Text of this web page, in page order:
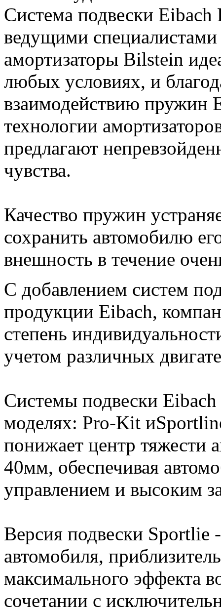
Система подвески Eibach
ведущими
амортизаторы Bilstein
любых условиях, и
взаимодействию пружин
технологии
предлагают
чувства.
Качество пружин
сохранить автомобилю
внешность в течение
С добавлением систем
продукции Eibach,
степень
учетом различных
Системы подвески
моделях: Pro-Kit
понижает центр тяжести
40мм, обеспечивая
управлением и высоким
Версия подвески Sportlie
автомобиля,
максимального эффекта
сочетании с